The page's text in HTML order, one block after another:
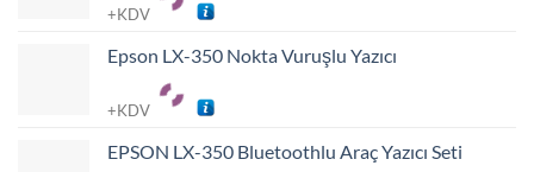
+KDV
Epson LX-350 Nokta Vuruşlu Yazıcı
+KDV
EPSON LX-350 Bluetoothlu Araç Yazıcı Seti